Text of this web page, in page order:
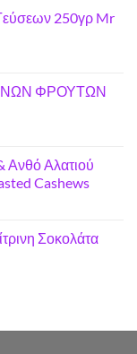
250γρ Mr
ΦΡΟΥΤΩΝ
Ανθό Αλατιού
Cashews
Σοκολάτα